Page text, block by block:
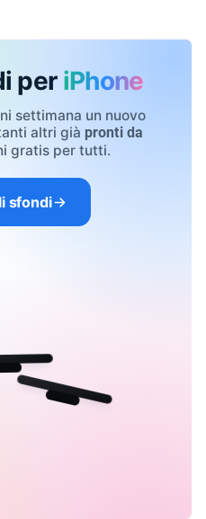
per iPhone
settimana un nuovo
altri già pronti da
gratis per tutti.
sfondi